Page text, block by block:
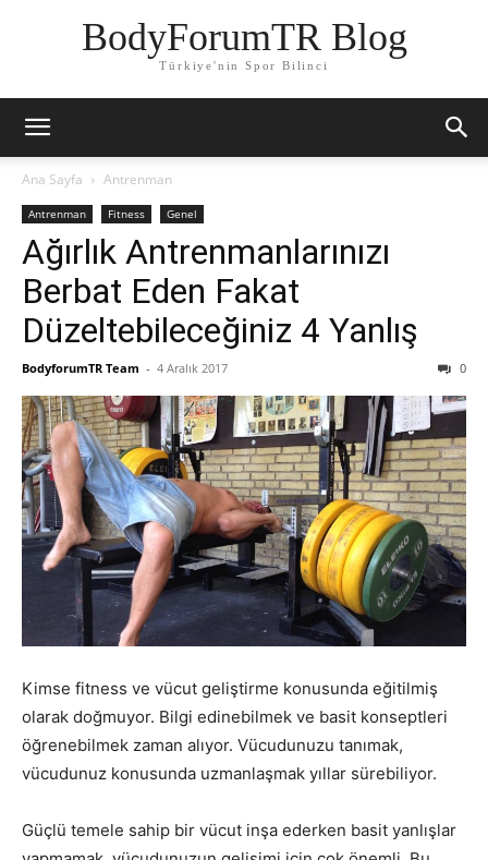
BodyForumTR Blog
Türkiye'nin Spor Bilinci
Ana Sayfa Antrenman
Antrenman Fitness Genel
Ağırlık Antrenmanlarınızı
Berbat Eden Fakat
Düzeltebileceğiniz 4 Yanlış
BodyforumTR Team - 4 Aralık 2017 0
Kimse fitness ve vücut geliştirme konusunda eğitilmiş
olarak doğmuyor. Bilgi edinebilmek ve basit konseptleri
öğrenebilmek zaman alıyor. Vücudunuzu tanımak,
vücudunuz konusunda uzmanlaşmak yıllar sürebiliyor.
Güçlü temele sahip bir vücut inşa ederken basit yanlışlar